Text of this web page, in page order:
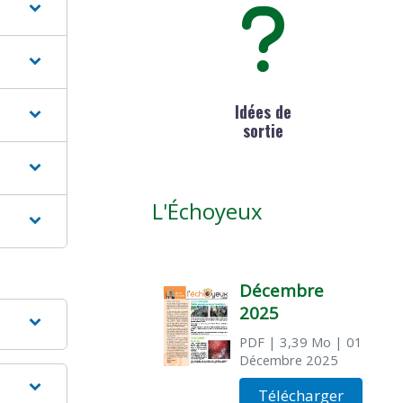
Idées de
sortie
L'Échoyeux
Décembre
2025
PDF| 3,39 Mo | 01
Décembre 2025
Télécharger